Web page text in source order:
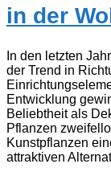
in der
In den letzten
der Trend in
Entwicklung
Beliebtheit als
Pflanzen
Kunstpflanzen
attraktiven